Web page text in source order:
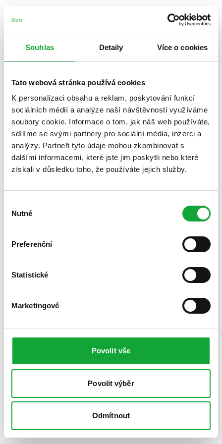
Souhlas Detaily Více o cookies
Tato webová stránka používá cookies
K personalizaci obsahu a reklam, poskytování funkcí
sociálních médií a analýze naší návštěvnosti využíváme
soubory cookie. Informace o tom, jak náš web používáte,
sdílíme se svými partnery pro sociální média, inzerci a
analýzy. Partneři tyto údaje mohou zkombinovat s
dalšími informacemi, které jste jim poskytli nebo které
získali v důsledku toho, že používáte jejich služby.
souhlasu
Nutné
Preferenční
Statistické
Marketingové
Povolit vše
Povolit výběr
Odmítnout